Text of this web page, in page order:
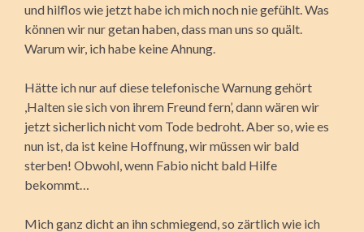
und hilflos wie jetzt habe ich mich noch nie gefühlt. Was
können wir nur getan haben, dass man uns so quält.
Warum wir, ich habe keine Ahnung.
Hätte ich nur auf diese telefonische Warnung gehört
,Halten sie sich von ihrem Freund fern’, dann wären wir
jetzt sicherlich nicht vom Tode bedroht. Aber so, wie es
nun ist, da ist keine Hoffnung, wir müssen wir bald
sterben! Obwohl, wenn Fabio nicht bald Hilfe
bekommt…
Mich ganz dicht an ihn schmiegend, so zärtlich wie ich